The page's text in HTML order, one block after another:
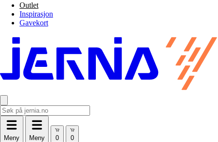
Outlet
Inspirasjon
Gavekort
Meny Meny